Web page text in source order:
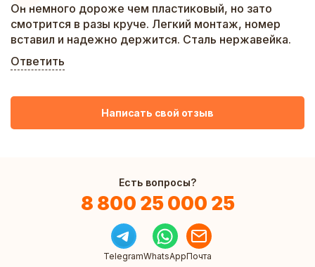
Он немного дороже чем пластиковый, но зато
смотрится в разы круче. Легкий монтаж, номер
вставил и надежно держится. Сталь нержавейка.
Ответить
Написать свой отзыв
Есть вопросы?
8 800 25 000 25
TelegramWhatsAppПочта